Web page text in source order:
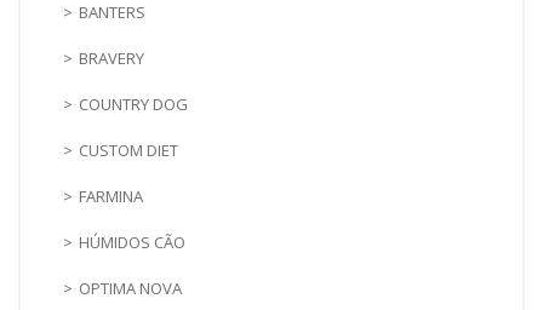
BANTERS
BRAVERY
COUNTRY DOG
CUSTOM DIET
FARMINA
HÚMIDOS CÃO
OPTIMA NOVA